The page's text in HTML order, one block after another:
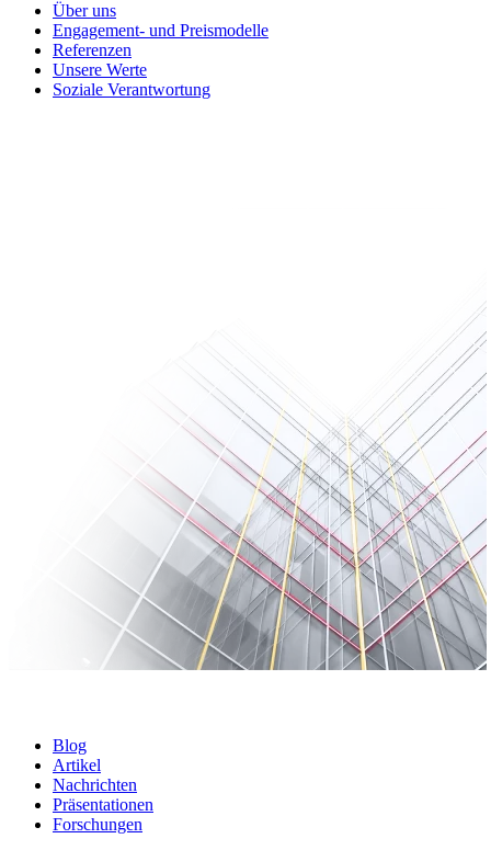
Über uns
Engagement- und Preismodelle
Referenzen
Unsere Werte
Soziale Verantwortung
Blog
Artikel
Nachrichten
Präsentationen
Forschungen